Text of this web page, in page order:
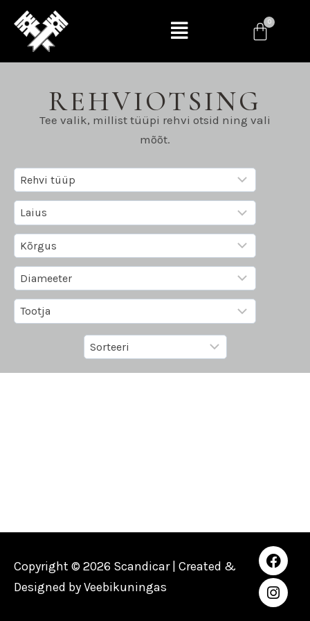
REHVIOTSING
Tee valik, millist tüüpi rehvi otsid ning vali
mõõt.
Copyright © 2026 Scandicar | Created &
Designed byVeebikuningas